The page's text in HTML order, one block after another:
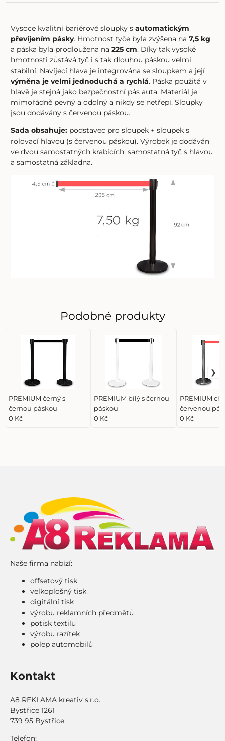
Vysoce kvalitní bariérové ​​sloupky sautomatickým
převíjením pásky. Hmotnost tyče byla zvýšena na7,5 kg
a páska byla prodloužena na225 cm. Díky tak vysoké
hmotnosti zůstává tyč i s tak dlouhou páskou velmi
stabilní. Navíjecí hlava je integrována se sloupkem a její
výměna je velmi jednoduchá a rychlá. Páska použitá v
hlavě je stejná jako bezpečnostní pás auta. Materiál je
mimořádně pevný a odolný a nikdy se netřepí. Sloupky
jsou dodávány s červenou páskou.
Sada obsahuje: podstavec pro sloupek + sloupek s
rolovací hlavou (s červenou páskou). Výrobek je dodáván
ve dvou samostatných krabicích: samostatná tyč s hlavou
a samostatná základna.
Podobné produkty
PREMIUM černý s
černou páskou
0 Kč
PREMIUM bílý s černou
páskou
0 Kč
PREMIUM
červenou
0 Kč
Naše firma nabízí:
offsetový tisk
velkoplošný tisk
digitální tisk
výrobu reklamních předmětů
potisk textilu
výrobu razítek
polep automobilů
Kontakt
A8 REKLAMA kreativ s.r.o.
Bystřice 1261
739 95 Bystřice
Telefon: